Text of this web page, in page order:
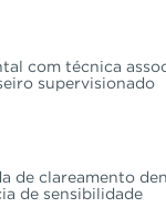
com técnica
supervisionado
de clareamento
de sensibilidade